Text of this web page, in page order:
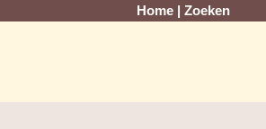
Home Zoeken